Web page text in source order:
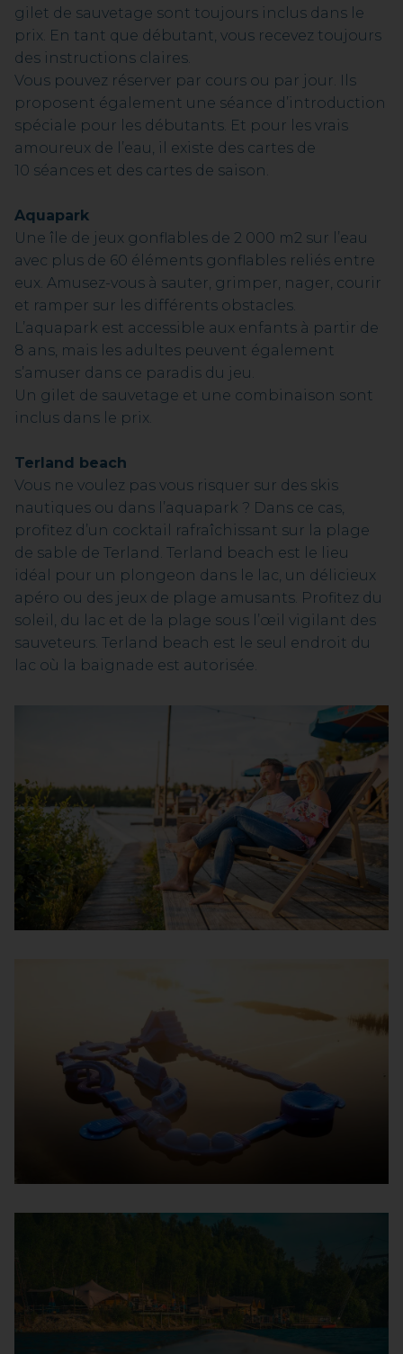
gilet de sauvetage sont toujours inclus dans le
prix. En tant que débutant, vous recevez toujours
des instructions claires.
Vous pouvez réserver par cours ou par jour. Ils
proposent également une séance d’introduction
spéciale pour les débutants. Et pour les vrais
amoureux de l’eau, il existe des cartes de
10 séances et des cartes de saison.
Aquapark
Une île de jeux gonflables de 2 000 m2 sur l’eau
avec plus de 60 éléments gonflables reliés entre
eux. Amusez-vous à sauter, grimper, nager, courir
et ramper sur les différents obstacles.
L’aquapark est accessible aux enfants à partir de
8 ans, mais les adultes peuvent également
s’amuser dans ce paradis du jeu.
Un gilet de sauvetage et une combinaison sont
inclus dans le prix.
Terland beach
Vous ne voulez pas vous risquer sur des skis
nautiques ou dans l’aquapark ? Dans ce cas,
profitez d’un cocktail rafraîchissant sur la plage
de sable de Terland. Terland beach est le lieu
idéal pour un plongeon dans le lac, un délicieux
apéro ou des jeux de plage amusants. Profitez du
soleil, du lac et de la plage sous l’œil vigilant des
sauveteurs. Terland beach est le seul endroit du
lac où la baignade est autorisée.